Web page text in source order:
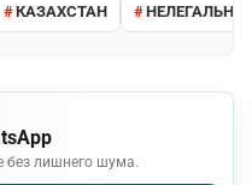
КАЗАХСТАН
без лишнего шума.